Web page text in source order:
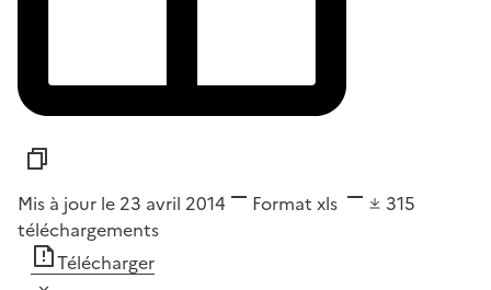
Mis à jour le 23 avril 2014 Format xls
315
téléchargements
Télécharger